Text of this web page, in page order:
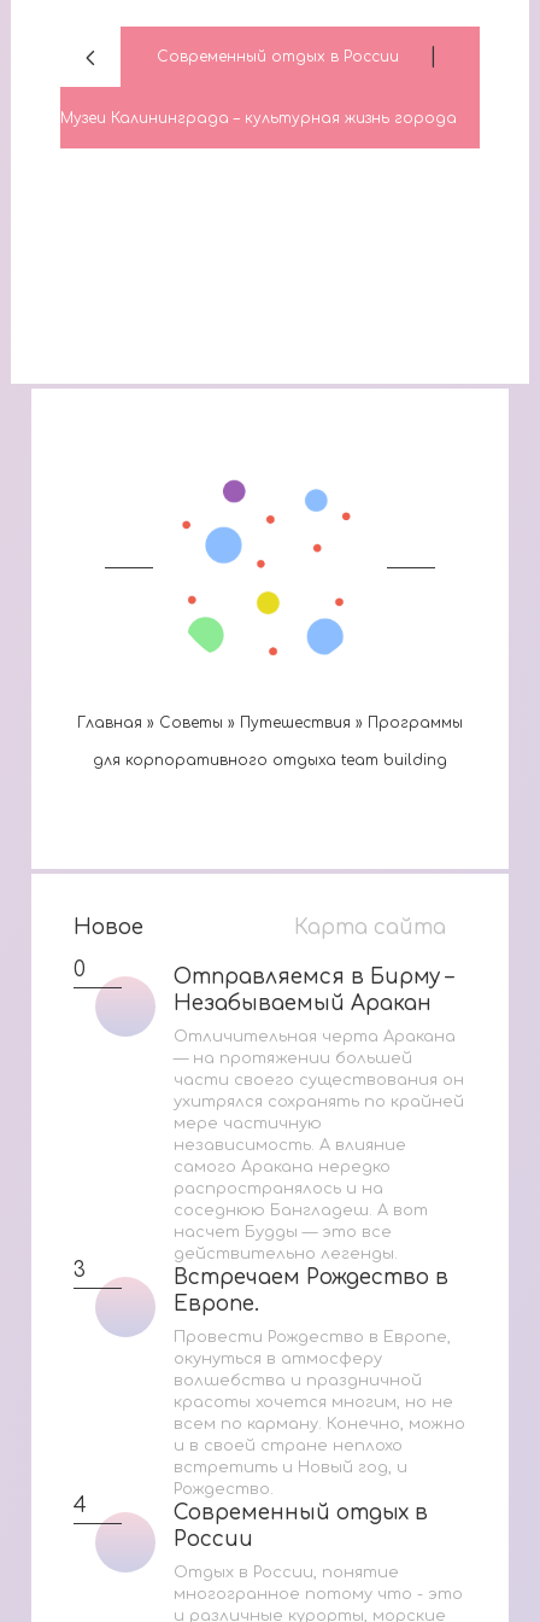
Современный отдых в России
Музеи Калининграда – культурная жизнь города
Главная » Cоветы » Путешествия » Программы
для корпоративного отдыха team building
Новое
Карта сайта
0
Отправляемся в Бирму –
Незабываемый Аракан
Отправляемся в Бирму –
Незабываемый Аракан
Отличительная черта Аракана
— на протяжении большей
части своего существования он
ухитрялся сохранять по крайней
мере частичную
независимость. А влияние
самого Аракана нередко
распространялось и на
соседнюю Бангладеш. А вот
насчет Будды — это все
действительно легенды.
3
Встречаем Рождество в
Европе.
Встречаем Рождество в
Европе.
Провести Рождество в Европе,
окунуться в атмосферу
волшебства и праздничной
красоты хочется многим, но не
всем по карману. Конечно, можно
и в своей стране неплохо
встретить и Новый год, и
Рождество.
4
Современный отдых в
России
Современный отдых в
России
Отдых в России, понятие
многогранное потому что - это
и различные курорты, морские